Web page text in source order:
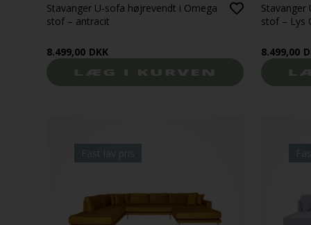
Stavanger U-sofa højrevendt i Omega
stof – antracit
8.499,00 DKK
Stavanger
stof – Lys
8.499,00
Fast lav pris